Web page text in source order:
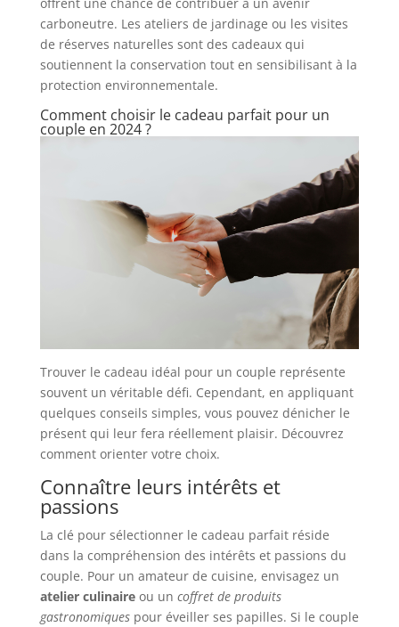
carboneutre. Les ateliers de jardinage ou les visites
de réserves naturelles sont des cadeaux qui
soutiennent la conservation tout en sensibilisant à la
protection environnementale.
Comment choisir le cadeau parfait pour un
couple en 2024 ?
Trouver le cadeau idéal pour un couple représente
souvent un véritable défi. Cependant, en appliquant
quelques conseils simples, vous pouvez dénicher le
présent qui leur fera réellement plaisir. Découvrez
comment orienter votre choix.
Connaître leurs intérêts et
passions
La clé pour sélectionner le cadeau parfait réside
dans la compréhension des intérêts et passions du
couple. Pour un amateur de cuisine, envisagez un
atelier culinaireou un coffret de produits
gastronomiquespour éveiller ses papilles. Si le couple